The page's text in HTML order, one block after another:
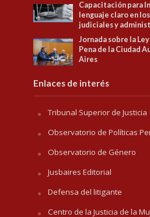
Capacitación para
lenguaje claro en
judiciales y
Jornada sobre la
Pena de la Ciudad
Aires
Enlaces de interés
Tribunal Superior de Justicia
Observatorio de Políticas
Observatorio de Género
Jusbaires Editorial
Defensa del litigante
Centro de la Justicia de la